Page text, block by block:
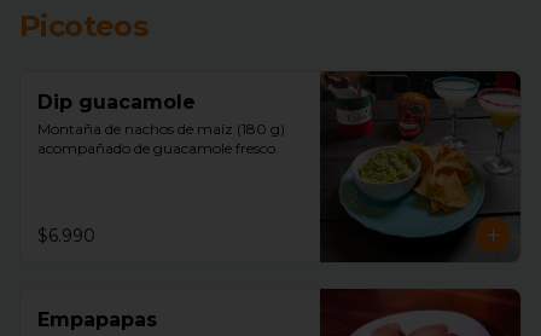
Picoteos
Dip guacamole
Montaña de nachos de maíz (180 g)
acompañado de guacamole fresco.
$6.990
Empapapas